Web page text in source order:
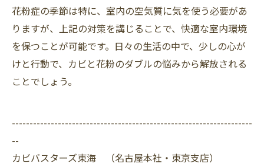
花粉症の季節は特に、室内の空気質に気を使う必要があ
りますが、上記の対策を講じることで、快適な室内環境
を保つことが可能です。日々の生活の中で、少しの心が
けと行動で、カビと花粉のダブルの悩みから解放される
ことでしょう。
--------------------------------------------------------------------
--
カビバスターズ東海 （名古屋本社・東京支店）